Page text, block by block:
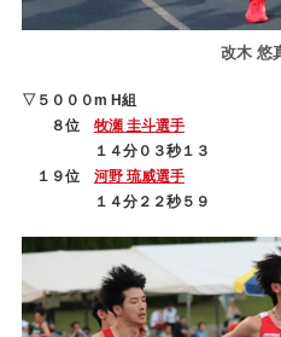
改木 悠
▽５０００m H組
８位 牧瀬 圭斗選手
１４分０３秒１３
１９位 河野 琉威選手
１４分２２秒５９